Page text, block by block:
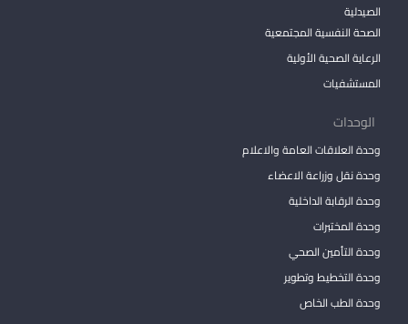
الصيدلية
الصحة النفسية المجتمعية
الرعاية الصحية الأولية
المستشفيات
الوحدات
وحدة العلاقات العامة والاعلام
وحدة نقل وزراعة الاعضاء
وحدة الرقابة الداخلية
وحدة المختبرات
وحدة التأمين الصحي
وحدة التخطيط وتطوير
وحدة الطب الخاص